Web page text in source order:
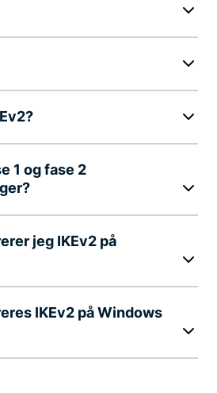
1 og fase 2
jeg IKEv2 på
IKEv2 på Windows